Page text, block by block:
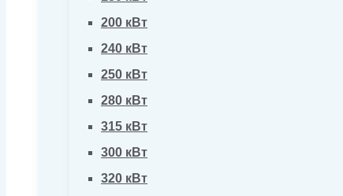
200 кВт
240 кВт
250 кВт
280 кВт
315 кВт
300 кВт
320 кВт